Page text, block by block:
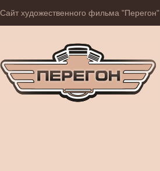
Сайт художественного фильма "Перегон"